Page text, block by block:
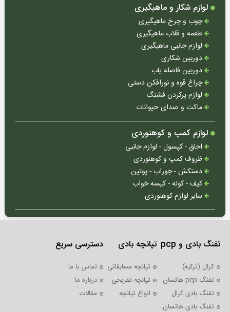
کیف
هارد
کیس
لوازم
نگهداری
تفنگ
قطعات
تفنگ
بادی
انواع
کمان
تجهیزات
تیرکمان
لوازم شکار و ماهیگیری
چوب و چرخ ماهیگیری
طعمه و قلاب ماهیگیری
لوازم جانبی ماهیگیری
دوربین شکاری
دوربین فاصله یاب
چراغ قوه و نورافکن دستی
لوازم پرکردن فشنگ
ماکت و صدای حیوانات
لوازم کمپ و کوهنوردی
اجاق - کپسول - لوازم جانبی
ظروف کمپ و کوهنوردی
دستکش - جوراب - پوتین
کیف - کوله - کیسه خواب
سایر لوازم کوهنوردی
تفنگ بادی و pcp
کرال (ترکیه)
تفنگ pcp هاتسان
تفنگ بادی کرال
تفنگ بادی هاتسان
تپانچه بادی
تپانچه مسابقاتی
تپانچه تفریحی
انواع تپانچه
دسترسی سریع
تماس با ما
درباره ما
مقالات